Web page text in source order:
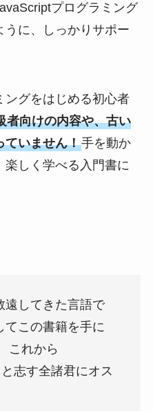
プログラミング
に、しっかりサポー
ングをはじめる初心者
者向けの内容や、古い
ていません！手を動か
楽しく学べる入門書に
遠してきた言語で
てこの書籍を手に
これから
志す全諸君にオス